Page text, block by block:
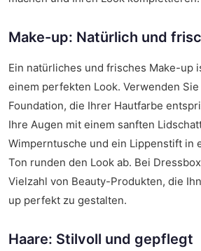
Make-up: Natürlich und
Ein natürliches und frisches Make-up
einem perfekten Look. Verwenden
Foundation, die Ihrer Hautfarbe
Ihre Augen mit einem sanften
Wimperntusche und ein Lippenstift in
Ton runden den Look ab. Bei
Vielzahl von Beauty-Produkten, die
up perfekt zu gestalten.
Haare: Stilvoll und gepflegt